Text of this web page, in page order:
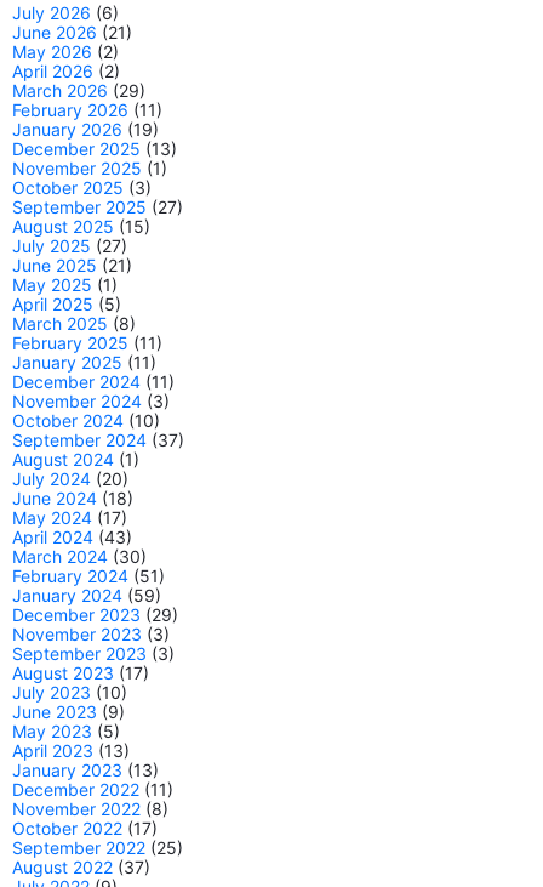
July 2026 (6)
June 2026 (21)
May 2026 (2)
April 2026 (2)
March 2026 (29)
February 2026 (11)
January 2026 (19)
December 2025 (13)
November 2025 (1)
October 2025 (3)
September 2025 (27)
August 2025 (15)
July 2025 (27)
June 2025 (21)
May 2025 (1)
April 2025 (5)
March 2025 (8)
February 2025 (11)
January 2025 (11)
December 2024 (11)
November 2024 (3)
October 2024 (10)
September 2024 (37)
August 2024 (1)
July 2024 (20)
June 2024 (18)
May 2024 (17)
April 2024 (43)
March 2024 (30)
February 2024 (51)
January 2024 (59)
December 2023 (29)
November 2023 (3)
September 2023 (3)
August 2023 (17)
July 2023 (10)
June 2023 (9)
May 2023 (5)
April 2023 (13)
January 2023 (13)
December 2022 (11)
November 2022 (8)
October 2022 (17)
September 2022 (25)
August 2022 (37)